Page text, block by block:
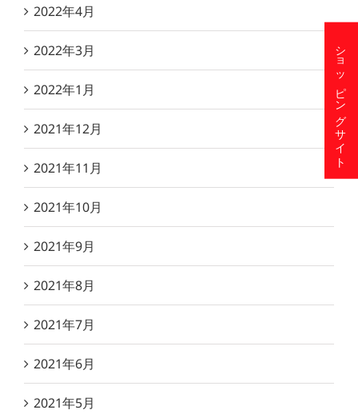
2022年4月
2022年3月
2022年1月
2021年12月
2021年11月
2021年10月
2021年9月
2021年8月
2021年7月
2021年6月
2021年5月
ショッピングサイト